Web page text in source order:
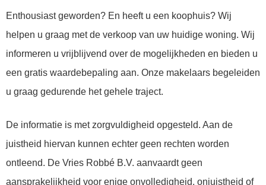
Enthousiast geworden? En heeft u een koophuis? Wij
helpen u graag met de verkoop van uw huidige woning. Wij
informeren u vrijblijvend over de mogelijkheden en bieden u
een gratis waardebepaling aan. Onze makelaars begeleiden
u graag gedurende het gehele traject.
De informatie is met zorgvuldigheid opgesteld. Aan de
juistheid hiervan kunnen echter geen rechten worden
ontleend. De Vries Robbé B.V. aanvaardt geen
aansprakelijkheid voor enige onvolledigheid, onjuistheid of